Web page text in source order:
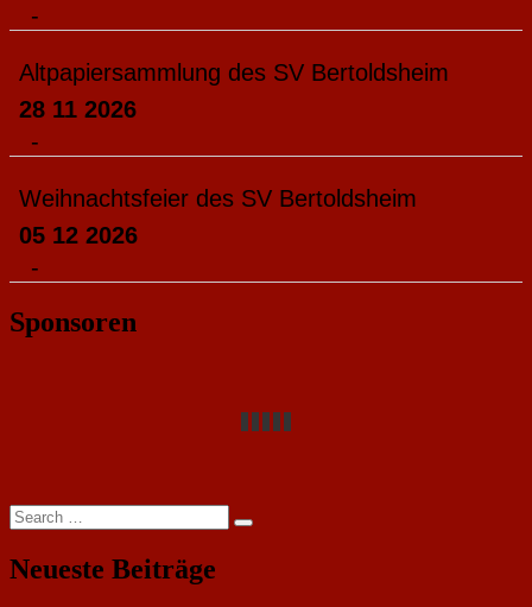
-
Altpapiersammlung des SV Bertoldsheim
28 11 2026
-
Weihnachtsfeier des SV Bertoldsheim
05 12 2026
-
Sponsoren
Search
for:
Search
Neueste Beiträge